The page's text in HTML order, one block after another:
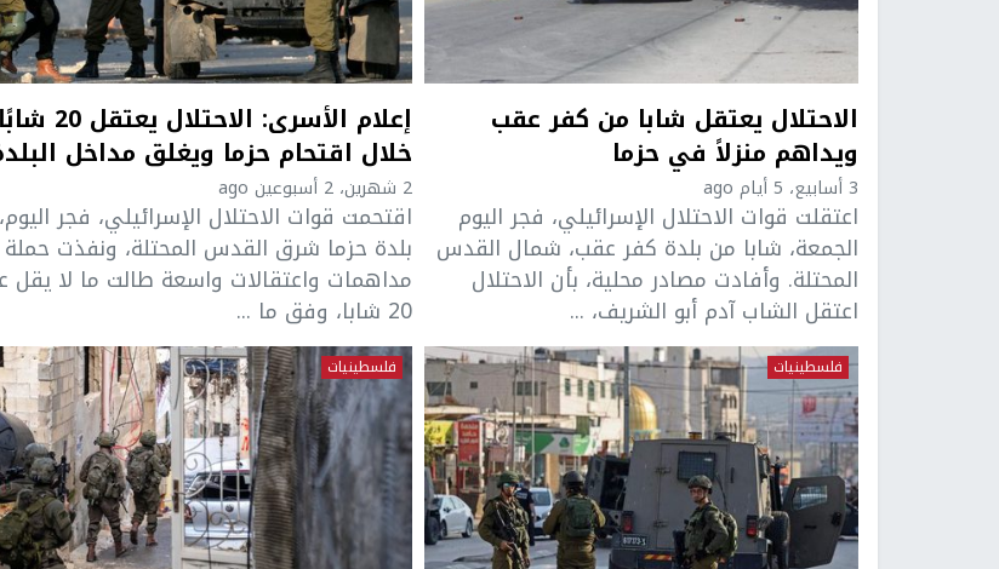
الاحتلال يعتقل شابا من كفر عقب
ويداهم منزلاً في حزما
3 أسابيع، 5 أيام ago
اعتقلت قوات الاحتلال الإسرائيلي، فجر اليوم
الجمعة، شابا من بلدة كفر عقب، شمال القدس
المحتلة. وأفادت مصادر محلية، بأن الاحتلال
اعتقل الشاب آدم أبو الشريف، ...
إعلام الأسرى: الاحتلال يعتقل 20 شابًا
خلال اقتحام حزما ويغلق مداخل
2 شهرين، 2 أسبوعين ago
اقتحمت قوات الاحتلال الإسرائيلي، فجر اليوم،
بلدة حزما شرق القدس المحتلة، ونفذت حملة
مداهمات واعتقالات واسعة طالت ما لا يقل
20 شابا، وفق ما ...
فلسطينيات فلسطينيات